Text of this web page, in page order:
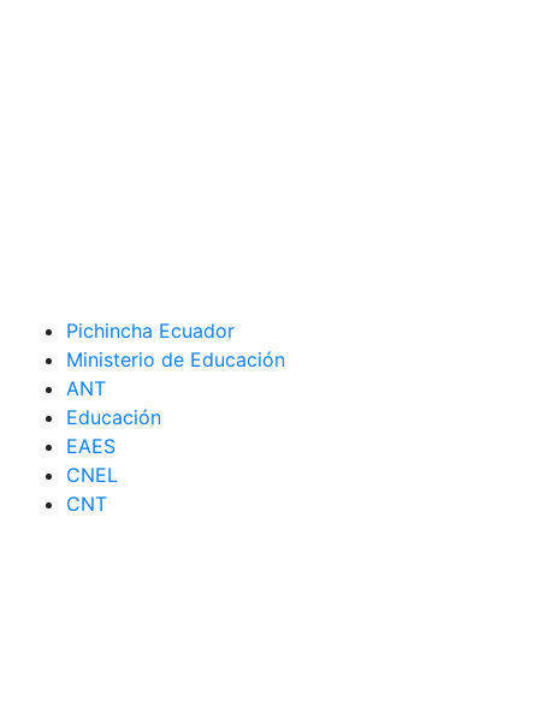
Pichincha Ecuador
Ministerio de Educación
ANT
Educación
EAES
CNEL
CNT